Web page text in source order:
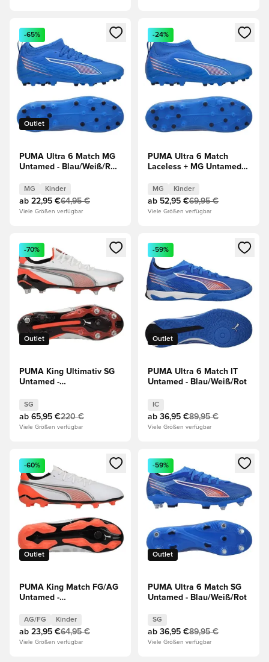
Öffnet ein neues Fenster zum Anmelden oder Registrieren
Outlet
-65%
PUMA Ultra 6 Match MG
Untamed - Blau/Weiß/Rot
MG Kinder
ab 22,95 €64,95 €
Viele Größen verfügbar
Öffnet ein neues Fenster
-24%
PUMA Ultra 6 Match
Laceless + MG Untamed -
MG Kinder
ab 52,95 €69,95 €
Viele Größen verfügbar
Öffnet ein neues Fenster zum Anmelden oder Registrieren
Outlet
-70%
PUMA King Ultimativ SG
Untamed -
SG
ab 65,95 €220 €
Viele Größen verfügbar
Öffnet ein neues Fenster
Outlet
-59%
PUMA Ultra 6 Match IT
Untamed - Blau/Weiß/Rot
IC
ab 36,95 €89,95 €
Viele Größen verfügbar
Öffnet ein neues Fenster zum Anmelden oder Registrieren
Outlet
-60%
PUMA King Match FG/AG
Untamed -
Kinder
AG/FG Kinder
ab 23,95 €64,95 €
Viele Größen verfügbar
Öffnet ein neues Fenster
Outlet
-59%
PUMA Ultra 6 Match SG
Untamed - Blau/Weiß/Rot
SG
ab 36,95 €89,95 €
Viele Größen verfügbar